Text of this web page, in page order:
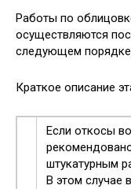
Работы по
осуществляются
следующем
Краткое описание
Если откосы
штукатурным
В этом случае